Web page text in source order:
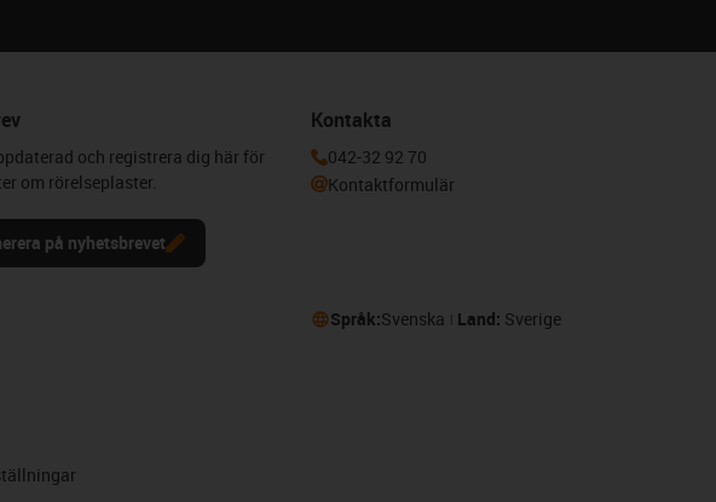
och registrera dig här för
om rörelseplaster.
på nyhetsbrevet
Kontakta
042-32 92 70
Kontaktformulär
Språk:Svenska Land: Sverige